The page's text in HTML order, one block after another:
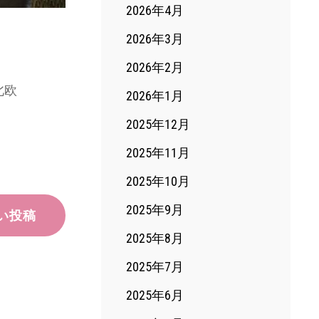
欧
投稿
2026年4月
2026年3月
2026年2月
2026年1月
2025年12月
2025年11月
2025年10月
2025年9月
2025年8月
2025年7月
2025年6月